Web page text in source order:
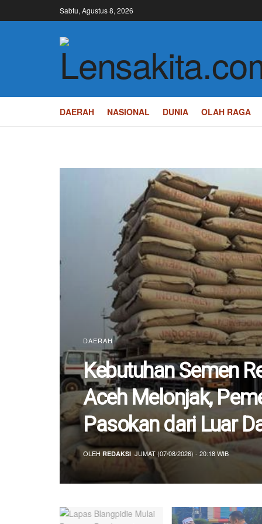
Sabtu, Agustus 8, 2026
DAERAH NASIONAL DUNIA OLAH RAGA
DAERAH
Kebutuhan Semen
Aceh Melonjak,
Pasokan dari Luar
OLEH REDAKSI JUMAT (07/08/2026) - 20:18 WIB